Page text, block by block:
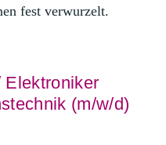
fest verwurzelt.
Elektroniker
(m/w/d)